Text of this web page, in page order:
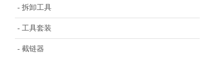
- 拆卸工具
- 工具套装
- 截链器